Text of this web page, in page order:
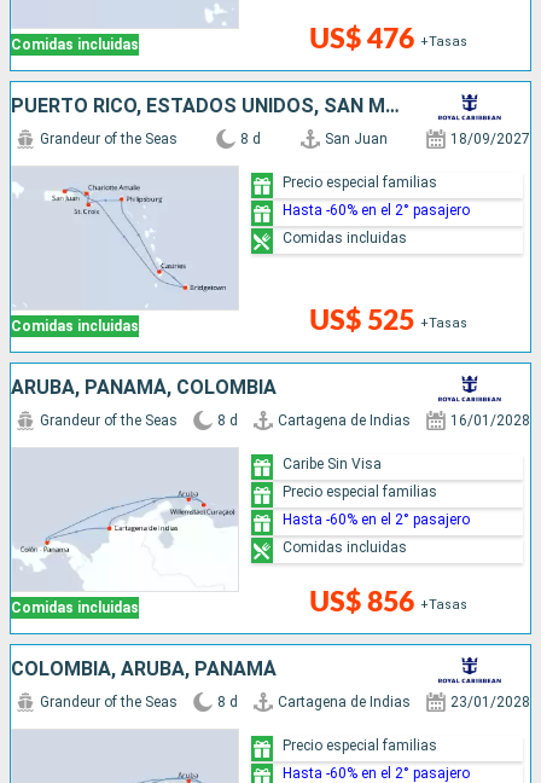
Comidas incluidas US$ 476 +Tasas
PUERTO RICO, ESTADOS UNIDOS, SAN MARTÍN, SANTA LUCIA, BARBADOS
Comidas incluidas
Grandeur of the Seas 8 d San Juan 18/09/2027
US$ 525 +Tasas
Precio especial familias
Hasta -60% en el 2° pasajero
Comidas incluidas
ARUBA, PANAMÁ, COLOMBIA
Comidas incluidas
Grandeur of the Seas 8 d Cartagena de Indias 16/01/2028
US$ 856 +Tasas
Caribe Sin Visa
Precio especial familias
Hasta -60% en el 2° pasajero
Comidas incluidas
COLOMBIA, ARUBA, PANAMÁ
Grandeur of the Seas 8 d Cartagena de Indias 23/01/2028
Precio especial familias
Hasta -60% en el 2° pasajero